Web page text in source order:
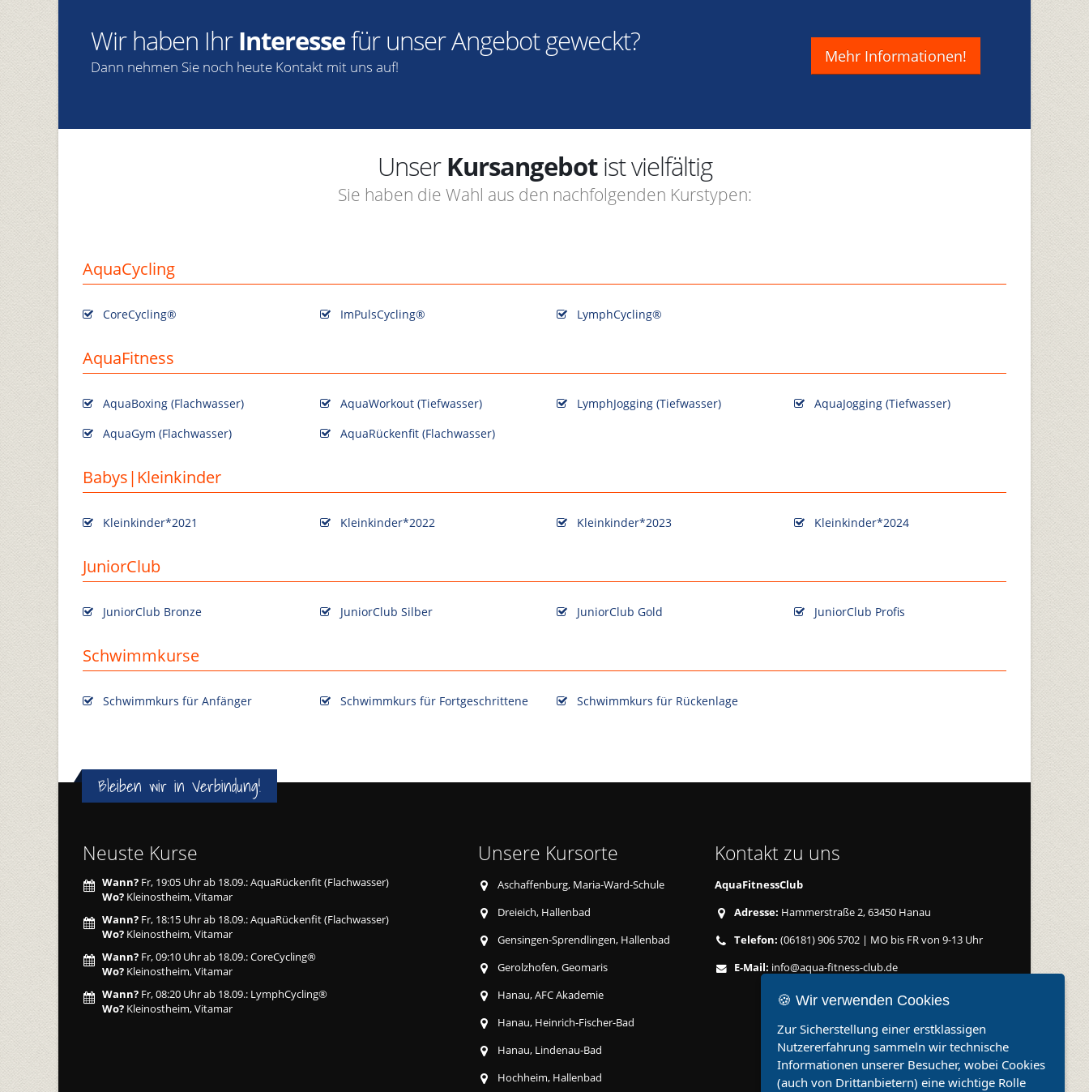
Wir haben IhrInteressefür unser Angebot geweckt?
Dann nehmen Sie noch heute Kontakt mit uns auf!
Mehr Informationen!
UnserKursangebotist vielfältig
Sie haben die Wahl aus den nachfolgenden Kurstypen:
AquaCycling
CoreCycling® ImPulsCycling® LymphCycling®
AquaFitness
AquaBoxing (Flachwasser) AquaWorkout (Tiefwasser) LymphJogging (Tiefwasser)
AquaJogging (Tiefwasser)
AquaGym (Flachwasser)
AquaRückenfit (Flachwasser)
Babys|Kleinkinder
Kleinkinder*2021 Kleinkinder*2022 Kleinkinder*2023 Kleinkinder*2024
JuniorClub
JuniorClub Bronze JuniorClub Silber JuniorClub Gold JuniorClub Profis
Schwimmkurse
Schwimmkurs für Anfänger Schwimmkurs für Fortgeschrittene Schwimmkurs für Rückenlage
Bleiben wir in Verbindung!
Neuste Kurse
Wann? Fr, 19:05 Uhr ab 18.09.: AquaRückenfit (Flachwasser)
Wo? Kleinostheim, Vitamar
Wann? Fr, 18:15 Uhr ab 18.09.: AquaRückenfit (Flachwasser)
Wo? Kleinostheim, Vitamar
Wann? Fr, 09:10 Uhr ab 18.09.: CoreCycling®
Wo? Kleinostheim, Vitamar
Wann? Fr, 08:20 Uhr ab 18.09.: LymphCycling®
Wo? Kleinostheim, Vitamar
Unsere Kursorte
Aschaffenburg, Maria-Ward-Schule
Dreieich, Hallenbad
Gensingen-Sprendlingen, Hallenbad
Gerolzhofen, Geomaris
Hanau, AFC Akademie
Hanau, Heinrich-Fischer-Bad
Hanau, Lindenau-Bad
Hochheim, Hallenbad
Kontakt zu uns
AquaFitnessClub
Adresse: Hammerstraße 2, 63450 Hanau
Telefon: (06181) 906 5702 | MO bis FR von 9-13 Uhr
E-Mail: info@aqua-fitness-club.de
🍪 Wir verwenden Cookies
Zur Sicherstellung einer erstklassigen
Nutzererfahrung sammeln wir technische
Informationen unserer Besucher, wobei Cookies
(auch von Drittanbietern) eine wichtige Rolle